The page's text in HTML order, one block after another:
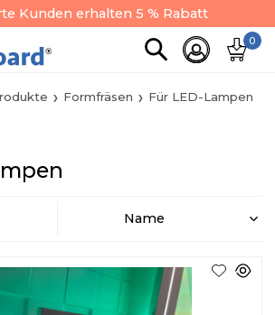
Kunden erhalten 5 % Rabatt
0
Formfräsen Für LED-Lampen